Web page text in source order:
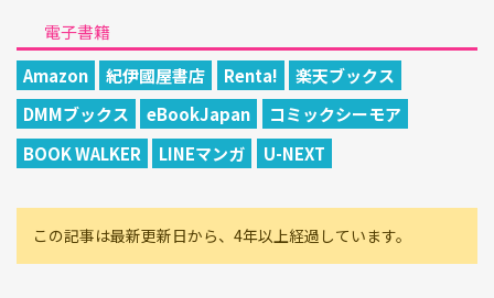
電子書籍
Amazon
紀伊國屋書店 Renta!
楽天ブックス
DMMブックス
eBookJapan
コミックシーモア
BOOK WALKER
LINEマンガ U-NEXT
この記事は最新更新日から、4年以上経過しています。